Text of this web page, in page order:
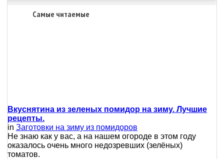
Самые читаемые
Вкуснятина из зеленых помидор на зиму. Лучшие
рецепты.
in Заготовки на зиму из помидоров
Не знаю как у вас, а на нашем огороде в этом году
оказалось очень много недозревших (зелёных)
томатов.